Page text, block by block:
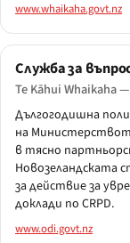
www.whaikaha.govt.nz
Служба за
Te Kāhui Whaikaha
Дългогодишна
на
в тясно
Новозеландската
за действие за
доклади по CRPD.
www.odi.govt.nz